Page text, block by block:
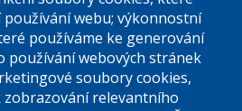
webu; výkonnostní
používáme ke generování
používání webových stránek
soubory cookies,
relevantního